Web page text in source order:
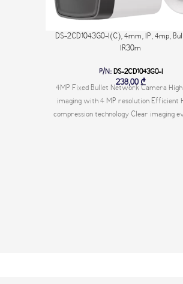
DS-2CD1043G0-I(C), 4mm, IP, 4mp,
IR30m
P/N: DS-2CD1043G0-I
238,00 ₾
4MP Fixed Bullet Network Camera
imaging with 4 MP resolution Efficient
compression technology Clear imaging